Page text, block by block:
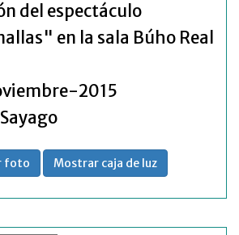
del espectáculo
en la sala Búho Real
2015
foto Mostrar caja de luz